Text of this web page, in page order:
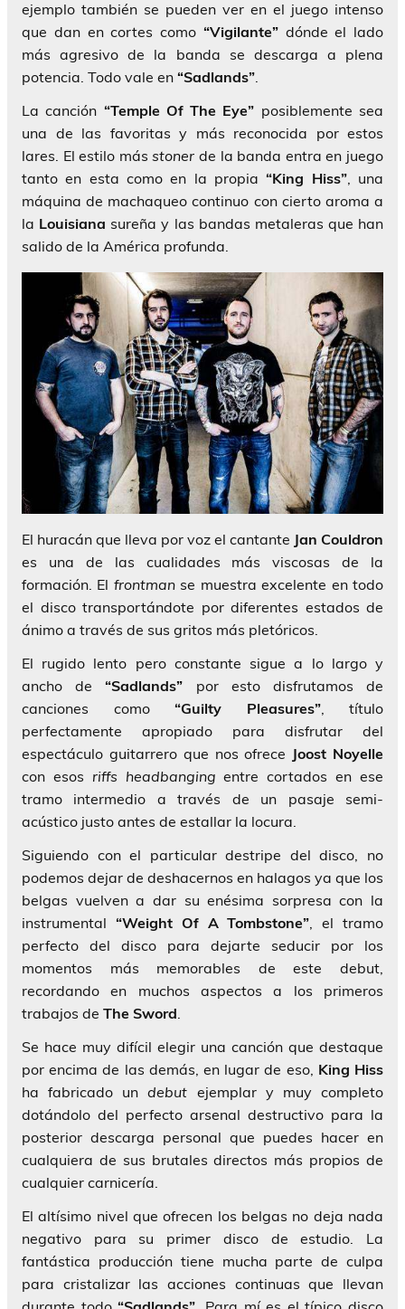
ejemplo también se pueden ver en el juego intenso
que dan en cortes como “Vigilante”dónde el lado
más agresivo de la banda se descarga a plena
potencia. Todo vale en “Sadlands”.
La canción “Temple Of The Eye” posiblemente sea
una de las favoritas y más reconocida por estos
lares. El estilo másstoner de la banda entra en juego
tanto en esta como en la propia“King Hiss”, una
máquina de machaqueo continuo con cierto aroma a
la Louisiana sureña y las bandas metaleras que han
salido de la América profunda.
El huracán que lleva por voz el cantante Jan Couldron
es una de las cualidades más viscosas de la
formación. El frontmanse muestra excelente en todo
el disco transportándote por diferentes estados de
ánimo a través de sus gritos más pletóricos.
El rugido lento pero constante sigue a lo largo y
ancho de“Sadlands” por esto disfrutamos de
canciones como “Guilty Pleasures”, título
perfectamente apropiado para disfrutar del
espectáculo guitarrero que nos ofrece Joost Noyelle
con esos riffs headbanging entre cortados en ese
tramo intermedio a través de un pasaje semi-
acústico justo antes de estallar la locura.
Siguiendo con el particular destripe del disco, no
podemos dejar de deshacernos en halagos ya que los
belgas vuelven a dar su enésima sorpresa con la
instrumental “Weight Of A Tombstone”, el tramo
perfecto del disco para dejarte seducir por los
momentos más memorables de este debut,
recordando en muchos aspectos a los primeros
trabajos de The Sword.
Se hace muy difícil elegir una canción que destaque
por encima de las demás, en lugar de eso, King Hiss
ha fabricado undebut ejemplar y muy completo
dotándolo del perfecto arsenal destructivo para la
posterior descarga personal que puedes hacer en
cualquiera de sus brutales directos más propios de
cualquier carnicería.
El altísimo nivel que ofrecen los belgas no deja nada
negativo para su primer disco de estudio. La
fantástica producción tiene mucha parte de culpa
para cristalizar las acciones continuas que llevan